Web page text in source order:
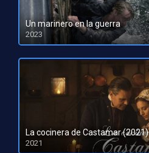
Un marinero en la guerra
2023
HD 1080pHD 720p
La cocinera de Castamar (2021)
2021